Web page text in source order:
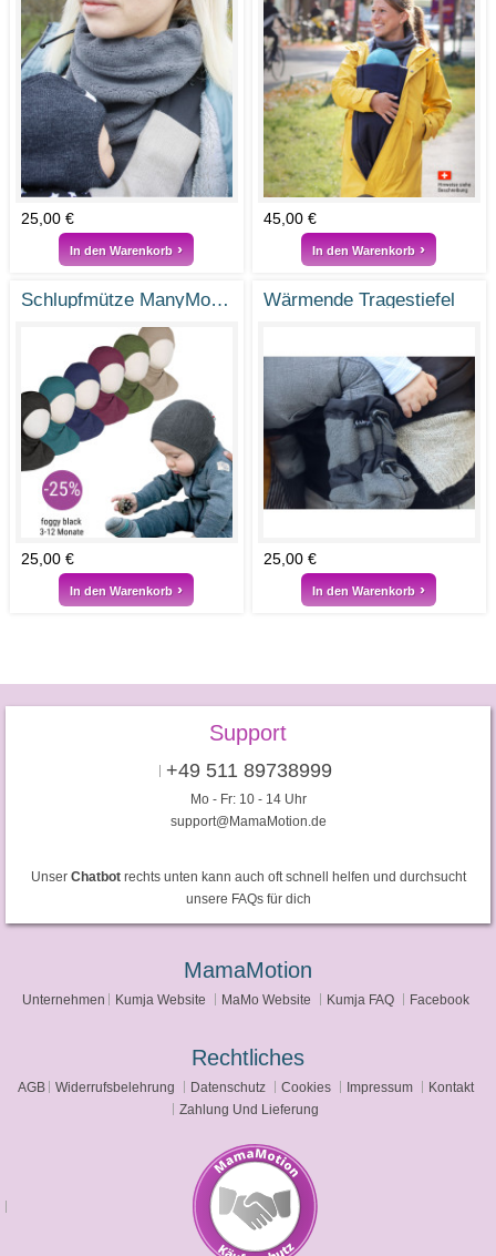
25,00 €
In den Warenkorb
45,00 €
In den Warenkorb
Schlupfmütze ManyMonths aus Merinowolle
25,00 €
In den Warenkorb
Wärmende Tragestiefel
25,00 €
In den Warenkorb
Support
+49 511 89738999
Mo - Fr: 10 - 14 Uhr
support@MamaMotion.de
Unser Chatbotrechts unten kann auch oft schnell helfen und durchsucht
unsere FAQs für dich
MamaMotion
Unternehmen Kumja Website MaMo Website Kumja FAQ Facebook
Rechtliches
AGB Widerrufsbelehrung Datenschutz Cookies Impressum
Kontakt
Zahlung Und Lieferung